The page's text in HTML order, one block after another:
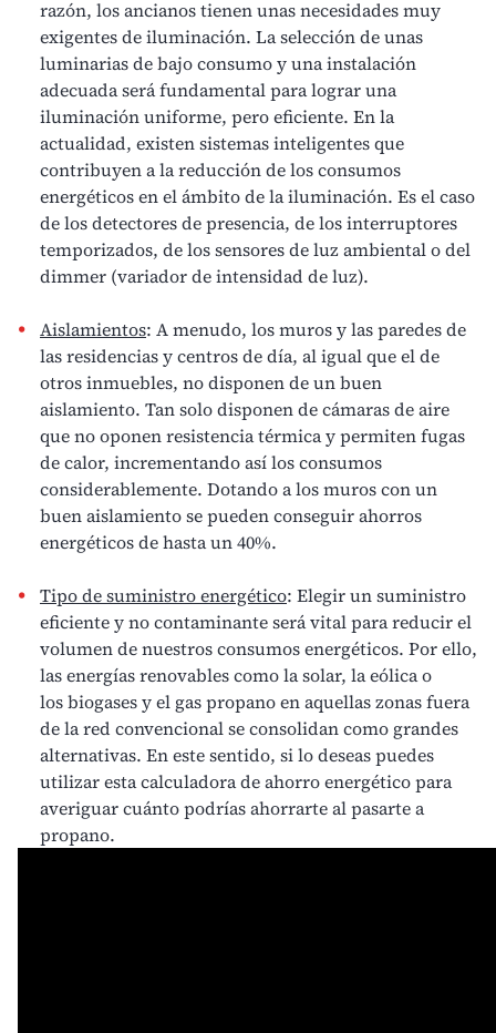
razón, los ancianos tienen unas necesidades muy
exigentes de iluminación. La selección de unas
luminarias de bajo consumo y una instalación
adecuada será fundamental para lograr una
iluminación uniforme, pero eficiente. En la
actualidad, existen sistemas inteligentes que
contribuyen a la reducción de los consumos
energéticos en el ámbito de la iluminación. Es el caso
de los detectores de presencia, de los interruptores
temporizados, de los sensores de luz ambiental o del
dimmer (variador de intensidad de luz).
Aislamientos: A menudo, los muros y las paredes de
las residencias y centros de día, al igual que el de
otros inmuebles, no disponen de un buen
aislamiento. Tan solo disponen de cámaras de aire
que no oponen resistencia térmica y permiten fugas
de calor, incrementando así los consumos
considerablemente. Dotando a los muros con un
buen aislamiento se pueden conseguirahorros
energéticosde hasta un 40%.
Tipo de suministro energético: Elegir unsuministro
eficiente y no contaminanteserá vital para reducir el
volumen de nuestros consumos energéticos. Por ello,
lasenergías renovablescomo la solar, la eólica o
losbiogasesy el gas propanoen aquellas zonas fuera
de la red convencional se consolidan como grandes
alternativas. En este sentido, si lo deseas puedes
utilizaresta calculadora de ahorro energético para
averiguar cuánto podrías ahorrarte al pasarte a
propano.